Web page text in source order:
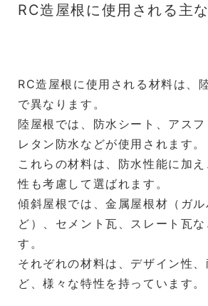
RC造屋根に使用される主
RC造屋根に使用される材料は、
で異なります。
陸屋根では、防水シート、アス
レタン防水などが使用されます。
これらの材料は、防水性能に加
性も考慮して選ばれます。
傾斜屋根では、金属屋根材（ガ
ど）、セメント瓦、スレート瓦
す。
それぞれの材料は、デザイン性
ど、様々な特性を持っています。